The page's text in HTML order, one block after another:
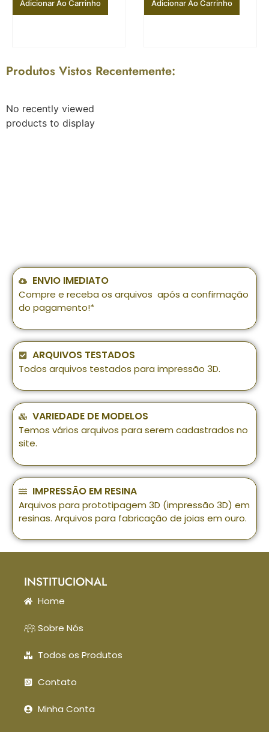
Adicionar Ao Carrinho Adicionar Ao Carrinho
Produtos Vistos Recentemente:
No recently viewed
products to display
ENVIO IMEDIATO
Compre e receba os arquivos após a confirmação
do pagamento!*
ARQUIVOS TESTADOS
Todos arquivos testados para impressão 3D.
VARIEDADE DE MODELOS
Temos vários arquivos para serem cadastrados no
site.
IMPRESSÃO EM RESINA
Arquivos para prototipagem 3D (impressão 3D) em
resinas. Arquivos para fabricação de joias em ouro.
INSTITUCIONAL
Home
Sobre Nós
Todos os Produtos
Contato
Minha Conta